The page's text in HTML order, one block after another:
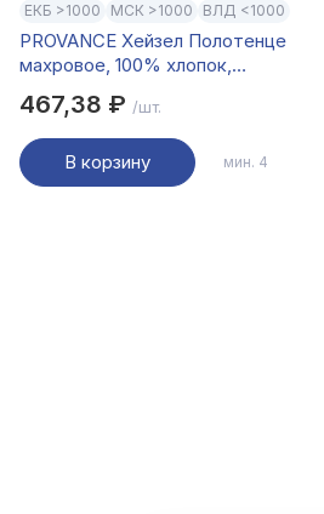
ЕКБ >1000 МСК >1000 ВЛД <1000
PROVANCE Хейзел Полотенце
махровое, 100% хлопок,
467,38 ₽ /шт.
В корзину мин. 4